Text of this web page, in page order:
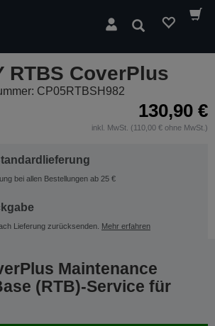
Suchen
RTBS CoverPlus
CP05RTBSH982
130,90 €
inkl. MwSt. (110,00 € ohne MwSt.)
bei allen Bestellungen ab 25 €
Lieferung zurücksenden. Mehr erfahren
Maintenance
(RTB)-Service für